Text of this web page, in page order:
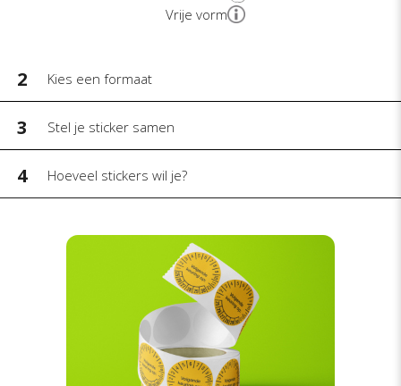
Vrije vorm
2 Kies een formaat
3 Stel je sticker samen
4 Hoeveel stickers wil je?